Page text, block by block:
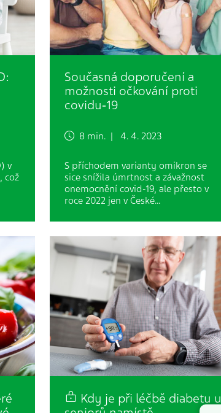
v
což
Současná doporučení a
možnosti očkování proti
covidu‑19
8 min. | 4. 4. 2023
S příchodem varianty omikron se
sice snížila úmrtnost a závažnost
onemocnění covid-19, ale přesto v
roce 2022 jen v České…
Kdy je při léčbě diabetu u